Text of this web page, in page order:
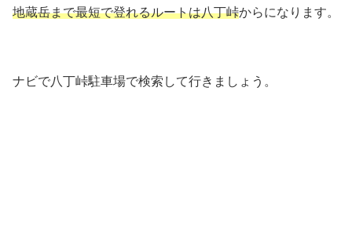
地蔵岳まで最短で登れるルートは八丁峠からになります。
ナビで八丁峠駐車場で検索して行きましょう。